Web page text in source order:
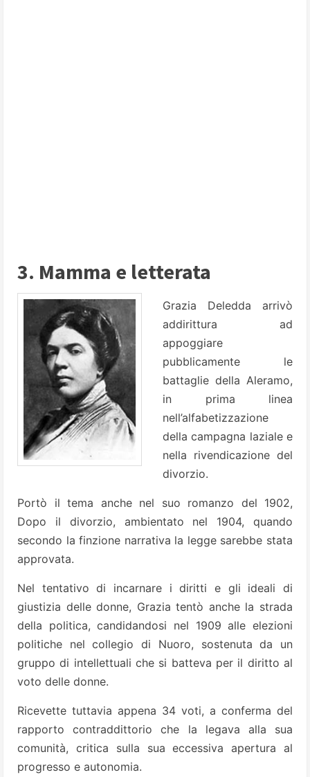
3. Mamma e letterata
Grazia Deledda arrivò
addirittura ad
appoggiare
pubblicamente le
battaglie della Aleramo,
in prima linea
nell’alfabetizzazione
della campagna laziale e
nella rivendicazione del
divorzio.
Portò il tema anche nel suo romanzo del 1902,
Dopo il divorzio, ambientato nel 1904, quando
secondo la finzione narrativa la legge sarebbe stata
approvata.
Nel tentativo di incarnare i diritti e gli ideali di
giustizia delle donne, Grazia tentò anche la strada
della politica, candidandosi nel 1909 alle elezioni
politiche nel collegio di Nuoro, sostenuta da un
gruppo di intellettuali che si batteva per il diritto al
voto delle donne.
Ricevette tuttavia appena 34 voti, a conferma del
rapporto contraddittorio che la legava alla sua
comunità, critica sulla sua eccessiva apertura al
progresso e autonomia.